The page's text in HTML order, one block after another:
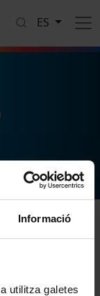
Informació
utilitza galetes
ES